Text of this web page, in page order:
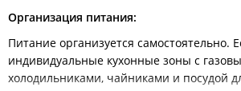
Организация питания:
Питание организуется самостоятельно.
индивидуальные кухонные зоны с
холодильниками, чайниками и посудой